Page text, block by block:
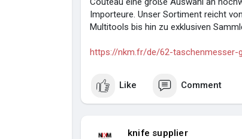
Importeure. Unser Sortiment reicht
Multitools bis hin zu exklusiven
https://nkm.fr/de/62-taschenmesser-
Like Comment
knife supplier